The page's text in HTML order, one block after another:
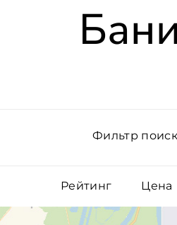
Фильтр
Рейтинг Цена